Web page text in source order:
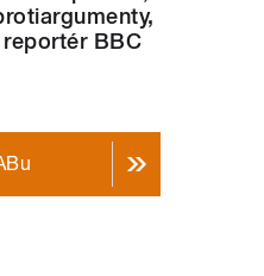
BBC